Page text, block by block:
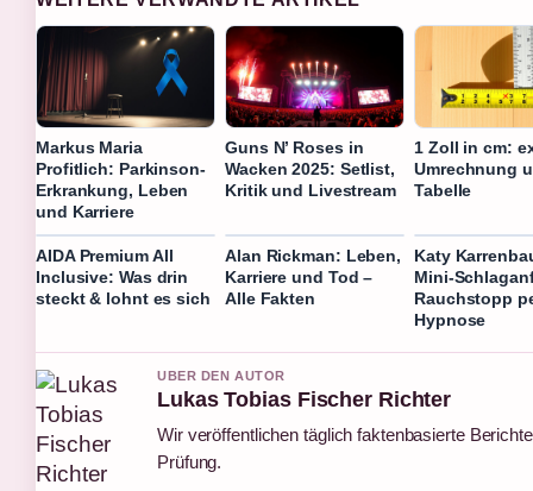
Markus Maria
Profitlich: Parkinson-
Erkrankung, Leben
und Karriere
Guns N’ Roses in
Wacken 2025: Setlist,
Kritik und Livestream
1 Zoll in cm:
Umrechnung
Tabelle
AIDA Premium All
Inclusive: Was drin
steckt & lohnt es sich
Alan Rickman: Leben,
Karriere und Tod –
Alle Fakten
Katy
Mini-
Rauchstopp
Hypnose
UBER DEN AUTOR
Lukas Tobias Fischer Richter
Wir veröffentlichen täglich faktenbasierte
Prüfung.